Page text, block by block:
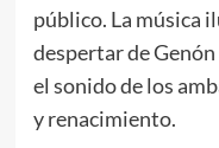
público. La música
despertar de
el sonido de los
y renacimiento.